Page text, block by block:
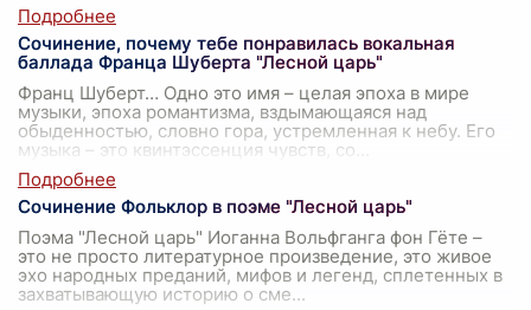
Сочинение, почему тебе понравилась вокальная
баллада Франца Шуберта "Лесной царь"
Франц Шуберт… Одно это имя – целая эпоха в мире
музыки, эпоха романтизма, вздымающаяся над
обыденностью, словно гора, устремленная к небу. Его
музыка – это квинтэссенция чувств, со
Сочинение Фольклор в поэме "Лесной царь"
Поэма "Лесной царь" Иоганна Вольфганга фон Гёте –
это не просто литературное произведение, это живое
эхо народных преданий, мифов и легенд, сплетенных в
захватывающую историю о сме...